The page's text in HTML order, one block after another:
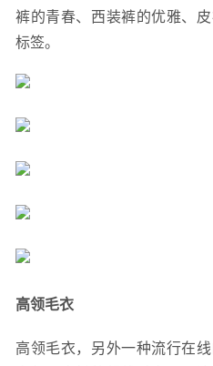
裤的青春、西装裤的优雅、
标签。
高领毛衣
高领毛衣，另外一种流行在